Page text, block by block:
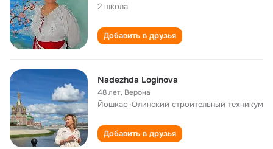
2 школа
Добавить в друзья
Nadezhda Loginova
48 лет, Верона
Йошкар-Олинский строительный техникум
Добавить в друзья